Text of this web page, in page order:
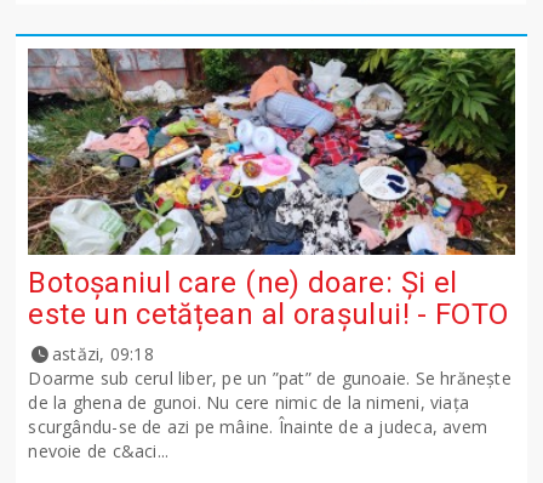
Botoșaniul care (ne) doare: Și el
este un cetățean al orașului! - FOTO
astăzi, 09:18
Doarme sub cerul liber, pe un ”pat” de gunoaie. Se hrănește
de la ghena de gunoi. Nu cere nimic de la nimeni, viața
scurgându-se de azi pe mâine. Înainte de a judeca, avem
nevoie de c&aci...